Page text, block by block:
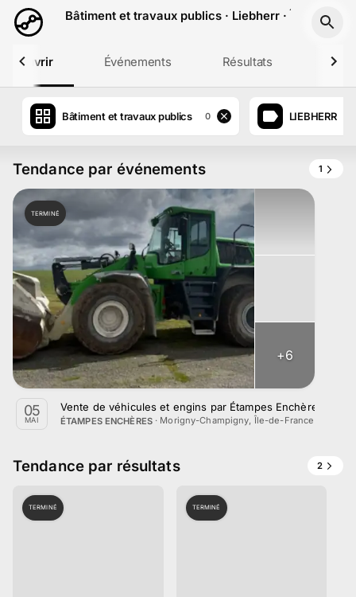
Aller au contenu principal
Bâtiment et travaux publics · Liebherr · Île-de-
Événements Résultats
Bâtiment et travaux publics 0 LIEBHERR
Tendance par événements 1
TERMINÉ
+6
05
MAI
Vente de véhicules et engins par Étampes Enchères le 5
ÉTAMPES ENCHÈRES· Morigny-Champigny, Île-de-France
Tendance par résultats 2
TERMINÉ TERMINÉ